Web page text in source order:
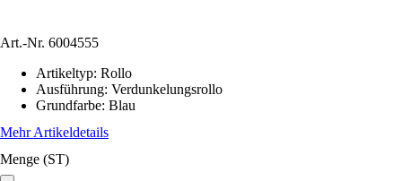
Art.-Nr. 6004555
Artikeltyp: Rollo
Ausführung: Verdunkelungsrollo
Grundfarbe: Blau
Mehr Artikeldetails
Menge (ST)